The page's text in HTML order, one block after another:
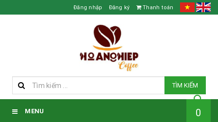
Đăng nhập Đăng ký Thanh toán
TÌM KIẾM
MENU 0